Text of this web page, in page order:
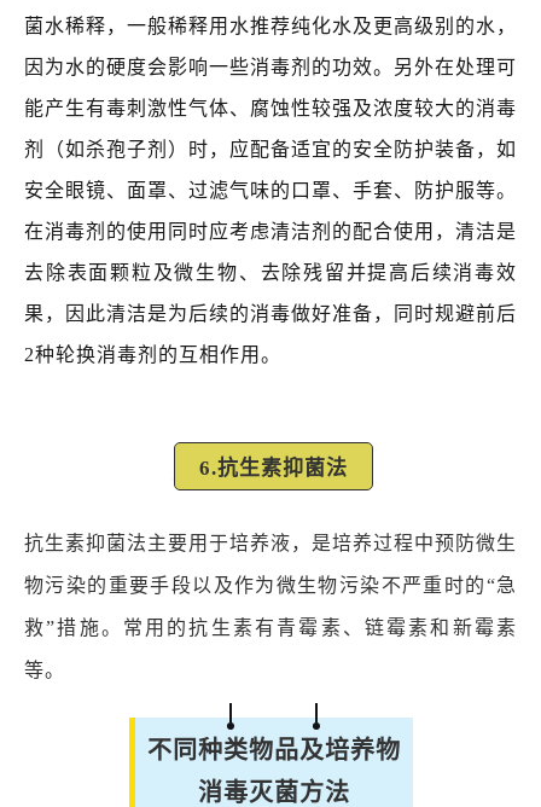
菌水稀释，一般稀释用水推荐纯化水及更高级别的水，
因为水的硬度会影响一些消毒剂的功效。另外在处理可
能产生有毒刺激性气体、腐蚀性较强及浓度较大的消毒
剂（如杀孢子剂）时，应配备适宜的安全防护装备，如
安全眼镜、面罩、过滤气味的口罩、手套、防护服等。
在消毒剂的使用同时应考虑清洁剂的配合使用，清洁是
去除表面颗粒及微生物、去除残留并提高后续消毒效
果，因此清洁是为后续的消毒做好准备，同时规避前后
2种轮换消毒剂的互相作用。
6.抗生素抑菌法
抗生素抑菌法主要用于培养液，是培养过程中预防微生
物污染的重要手段以及作为微生物污染不严重时的“急
救”措施。常用的抗生素有青霉素、链霉素和新霉素
等。
不同种类物品及培养物
消毒灭菌方法